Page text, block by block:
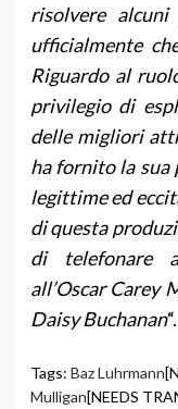
risolvere
ufficialmente
Riguardo al
privilegio di
delle migliori
ha fornito la
legittime ed
di questa
di telefonare
all’Oscar Carey
Daisy Buchanan“.
Tags: Baz Luhrmann
Mulligan[NEEDS